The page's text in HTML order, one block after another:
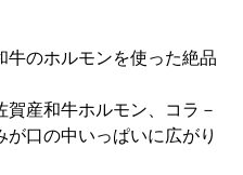
のホルモンを使った絶品
産和牛ホルモン、コラ－
口の中いっぱいに広がり